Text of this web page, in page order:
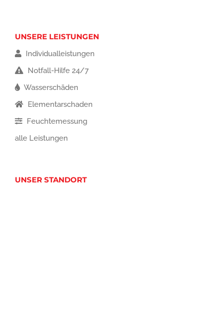
UNSERE LEISTUNGEN
Individualleistungen
Notfall-Hilfe 24/7
Wasserschäden
Elementarschaden
Feuchtemessung
alle Leistungen
UNSER STANDORT